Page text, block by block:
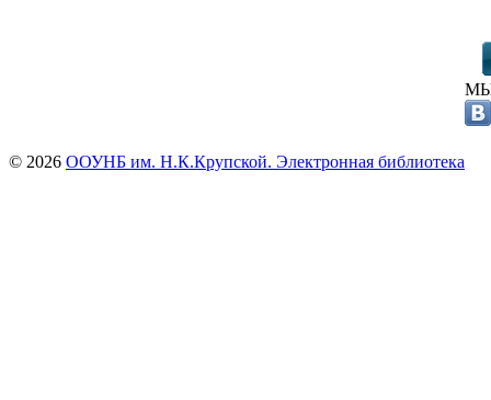
© 2026 ООУНБ им. Н.К.Крупской. Электронная библиотека